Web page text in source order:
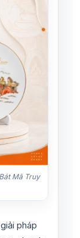
Mã Truy
pháp